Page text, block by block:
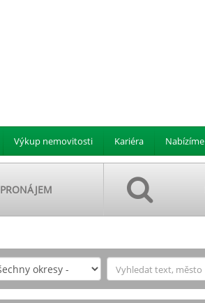
Výkup nemovitosti Kariéra Nabízíme
PRONÁJEM